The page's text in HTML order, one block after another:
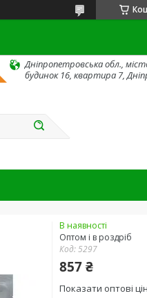
Дніпропетровська обл.,
будинок 16, квартира 7,
В наявності
Оптом і в роздріб
Код:5297
857 ₴
Показати оптові